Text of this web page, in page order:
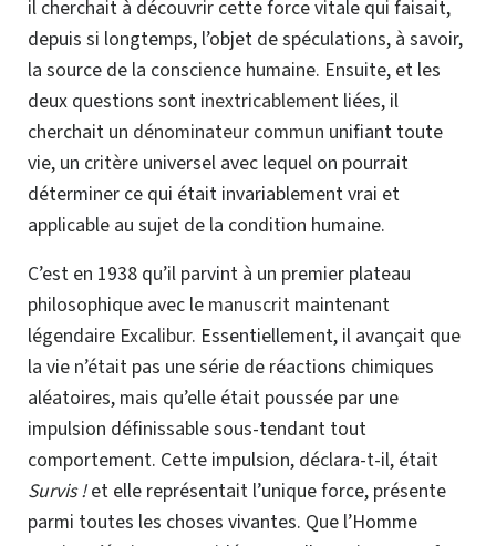
il cherchait à découvrir cette force vitale qui faisait,
depuis si longtemps, l’objet despéculations, à savoir,
la source de la conscience humaine. Ensuite, et les
deux questions sont inextricablement liées, il
cherchait un dénominateur commun unifiant toute
vie, un critère universel avec lequel on pourrait
déterminer ce qui était invariablement vrai et
applicable au sujet de la condition humaine.
C’est en 1938 qu’il parvint à un premier plateau
philosophique avec le manuscrit maintenant
légendaire Excalibur. Essentiellement, il avançait que
la vie n’était pas une série de réactions chimiques
aléatoires, mais qu’elle était poussée par une
impulsion définissable sous-tendant tout
comportement. Cette impulsion, déclara-t-il, était
Survis !et elle représentait l’unique force, présente
parmi toutes les choses vivantes. Que l’Homme